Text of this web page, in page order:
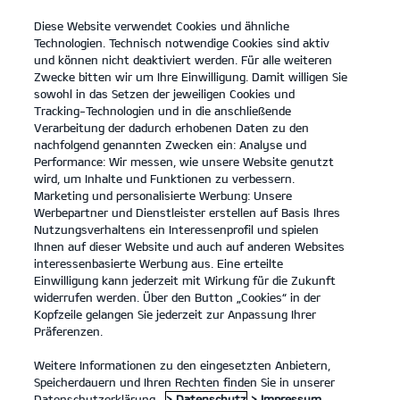
open
menu
KONTAKT
7-JAHRE-KIA-HERSTELLERGARANTIE
7-JAHRE-KIA-HERSTELLERGARANTIE*
7-Jahre-Kia-Herstellergarantie
7-Jahre-Kia-Herstellergarantie*
Diese Website verwendet Cookies und ähnliche
Technologien. Technisch notwendige Cookies sind aktiv
und können nicht deaktiviert werden. Für alle weiteren
Zwecke bitten wir um Ihre Einwilligung. Damit willigen Sie
sowohl in das Setzen der jeweiligen Cookies und
Tracking-Technologien und in die anschließende
Verarbeitung der dadurch erhobenen Daten zu den
nachfolgend genannten Zwecken ein: Analyse und
Performance: Wir messen, wie unsere Website genutzt
wird, um Inhalte und Funktionen zu verbessern.
Marketing und personalisierte Werbung: Unsere
Werbepartner und Dienstleister erstellen auf Basis Ihres
Nutzungsverhaltens ein Interessenprofil und spielen
Ihnen auf dieser Website und auch auf anderen Websites
interessenbasierte Werbung aus. Eine erteilte
Einwilligung kann jederzeit mit Wirkung für die Zukunft
widerrufen werden. Über den Button „Cookies“ in der
Kopfzeile gelangen Sie jederzeit zur Anpassung Ihrer
Präferenzen.
Weitere Informationen zu den eingesetzten Anbietern,
Speicherdauern und Ihren Rechten finden Sie in unserer